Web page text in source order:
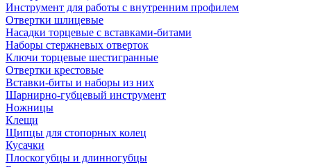
Инструмент для работы с внутренним профилем
Отвертки шлицевые
Насадки торцевые с вставками-битами
Наборы стержневых отверток
Ключи торцевые шестигранные
Отвертки крестовые
Вставки-биты и наборы из них
Шарнирно-губцевый инструмент
Ножницы
Клещи
Щипцы для стопорных колец
Кусачки
Плоскогубцы и длинногубцы